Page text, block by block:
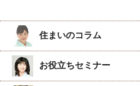
住まいのコラム
お役立ちセミナー